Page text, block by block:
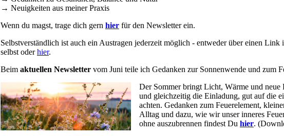
→ Neuigkeiten aus meiner Praxis
Wenn du magst, trage dich gern hier für den Newsletter ein.
Selbstverständlich ist auch ein Austragen jederzeit möglich - entweder über einen Link
selbst oderhier.
Beim aktuellen Newsletter vom Juni teile ich Gedanken zur Sonnenwende und zum
Der Sommer bringt Licht, Wärme und neue
und gleichzeitig die Einladung, gut auf die
achten. Gedanken zum Feuerelement,
Alltag und dazu, wie wir unser inneres
ohne auszubrennen findest Duhier.